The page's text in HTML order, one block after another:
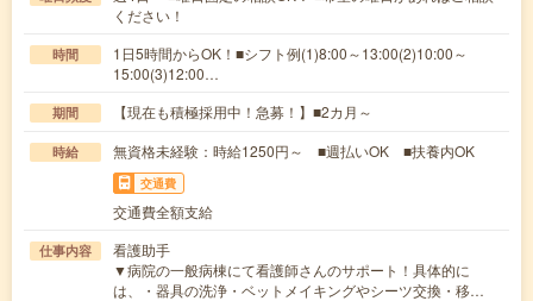
ください！
時間
1日5時間からOK！■シフト例(1)8:00～13:00(2)10:00～
15:00(3)12:00…
期間 【現在も積極採用中！急募！】■2カ月～
時給 無資格未経験：時給1250円～ ■週払いOK ■扶養内OK
交通費
交通費全額支給
仕事内容
看護助手
▼病院の一般病棟にて看護師さんのサポート！具体的に
は、・器具の洗浄・ベットメイキングやシーツ交換・移…